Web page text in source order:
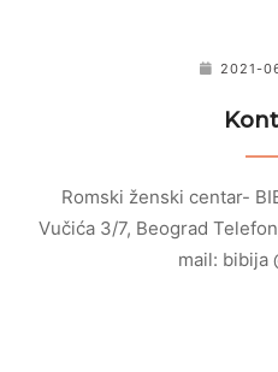
2021-
Romski ženski centar-
Vučića 3/7, Beograd
mail: bibija